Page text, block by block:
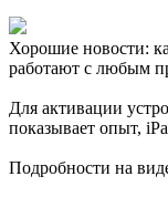
Хорошие новости:
работают с любым
Для активации
показывает опыт,
Подробности на